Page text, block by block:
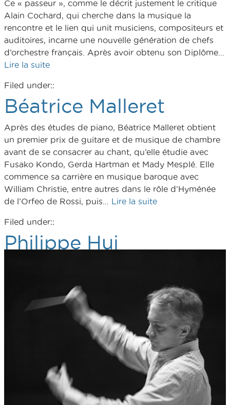
Ce « passeur », comme le décrit justement le critique
Alain Cochard, qui cherche dans la musique la
rencontre et le lien qui unit musiciens, compositeurs et
auditoires, incarne une nouvelle génération de chefs
d’orchestre français. Après avoir obtenu son Diplôme…
Lire la suite
Filed under::
Béatrice Malleret
Après des études de piano, Béatrice Malleret obtient
un premier prix de guitare et de musique de chambre
avant de se consacrer au chant, qu’elle étudie avec
Fusako Kondo, Gerda Hartman et Mady Mesplé. Elle
commence sa carrière en musique baroque avec
William Christie, entre autres dans le rôle d’Hyménée
de l’Orfeo de Rossi, puis… Lire la suite
Filed under::
Philippe Hui